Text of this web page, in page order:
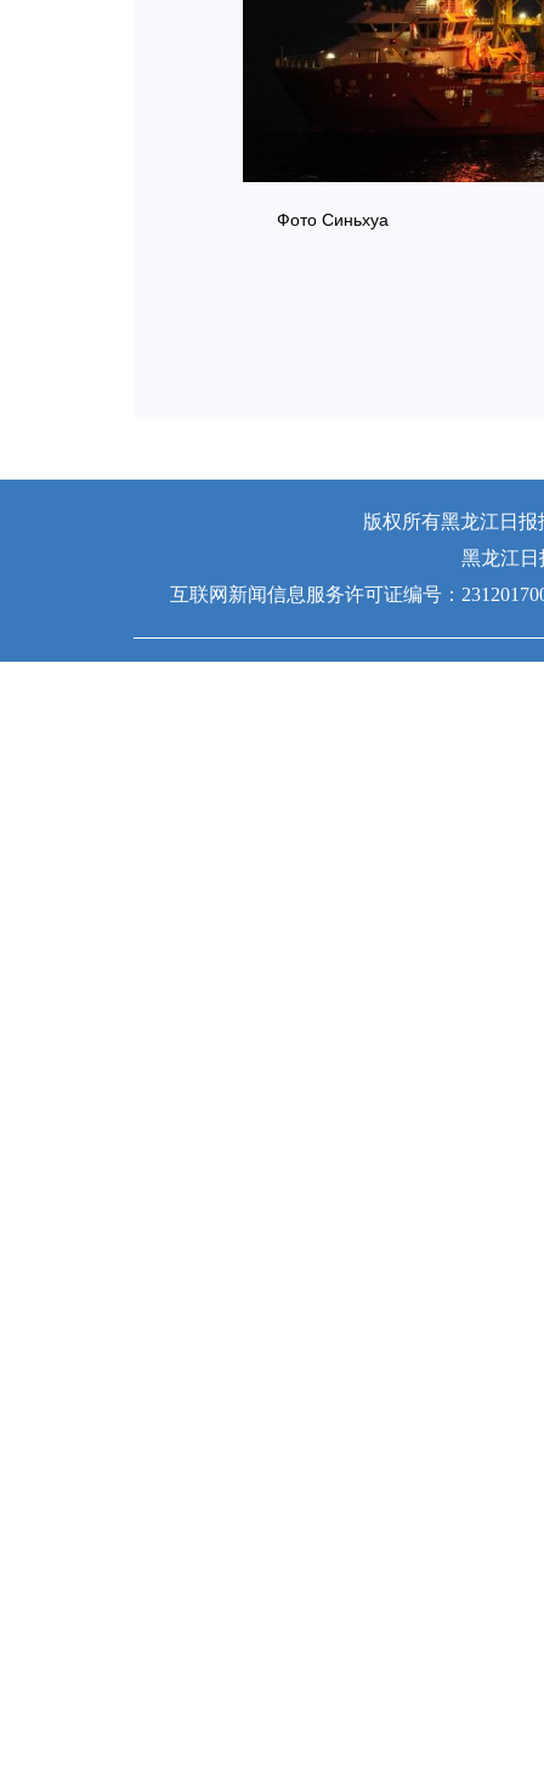
Фото Синьхуа
版权所有黑龙江日报
黑龙江日
互联网新闻信息服务许可证编号：